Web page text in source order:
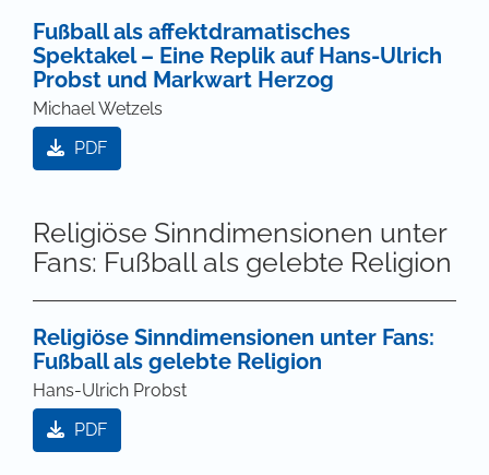
Fußball als affektdramatisches
Spektakel – Eine Replik auf Hans-Ulrich
Probst und Markwart Herzog
Michael Wetzels
PDF
Religiöse Sinndimensionen unter
Fans: Fußball als gelebte Religion
Religiöse Sinndimensionen unter Fans:
Fußball als gelebte Religion
Hans-Ulrich Probst
PDF